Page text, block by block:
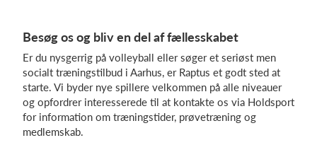
Besøg os og bliv en del af fællesskabet
Er du nysgerrig på volleyball eller søger et seriøst men
socialt træningstilbud i Aarhus, er Raptus et godt sted at
starte. Vi byder nye spillere velkommen på alle niveauer
og opfordrer interesserede til at kontakte os via Holdsport
for information om træningstider, prøvetræning og
medlemskab.